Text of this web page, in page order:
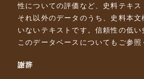
性についての評価など、史料テキ
それ以外のデータのうち、史料本
いないテキストです。信頼性の低
このデータベースについて もご参照
謝辞